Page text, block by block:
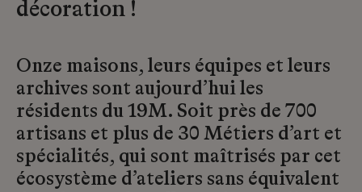
décoration !
Onze maisons, leurs équipes et leurs
archives sont aujourd’hui les
résidents du 19M. Soit près de 700
artisans et plus de 30 Métiers d’art et
spécialités, qui sont maîtrisés par cet
écosystème d’ateliers sans équivalent